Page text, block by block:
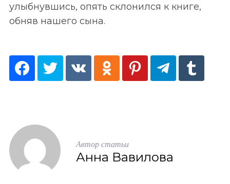
улыбнувшись, опять склонился к книге,
обняв нашего сына.
Автор статьи
Анна Вавилова
c